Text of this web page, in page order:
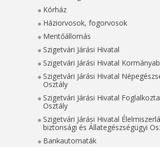
Kórház
Háziorvosok, fogorvosok
Mentőállomás
Szigetvári Járási Hivatal
Szigetvári Járási Hivatal
Szigetvári Járási Hivatal
Osztály
Szigetvári Járási Hivatal
Osztály
Szigetvári Járási Hivatal
biztonsági és Állategészségügyi
Bankautomaták